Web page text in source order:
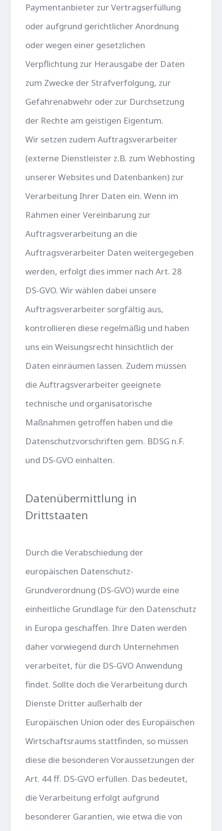
Paymentanbieter zur Vertragserfüllung
oder aufgrund gerichtlicher Anordnung
oder wegen einer gesetzlichen
Verpflichtung zur Herausgabe der Daten
zum Zwecke der Strafverfolgung, zur
Gefahrenabwehr oder zur Durchsetzung
der Rechte am geistigen Eigentum.
Wir setzen zudem Auftragsverarbeiter
(externe Dienstleister z.B. zum Webhosting
unserer Websites und Datenbanken) zur
Verarbeitung Ihrer Daten ein. Wenn im
Rahmen einer Vereinbarung zur
Auftragsverarbeitung an die
Auftragsverarbeiter Daten weitergegeben
werden, erfolgt dies immer nach Art. 28
DS-GVO. Wir wählen dabei unsere
Auftragsverarbeiter sorgfältig aus,
kontrollieren diese regelmäßig und haben
uns ein Weisungsrecht hinsichtlich der
Daten einräumen lassen. Zudem müssen
die Auftragsverarbeiter geeignete
technische und organisatorische
Maßnahmen getroffen haben und die
Datenschutzvorschriften gem. BDSG n.F.
und DS-GVO einhalten.
Datenübermittlung in
Drittstaaten
Durch die Verabschiedung der
europäischen Datenschutz-
Grundverordnung (DS-GVO) wurde eine
einheitliche Grundlage für den Datenschutz
in Europa geschaffen. Ihre Daten werden
daher vorwiegend durch Unternehmen
verarbeitet, für die DS-GVO Anwendung
findet. Sollte doch die Verarbeitung durch
Dienste Dritter außerhalb der
Europäischen Union oder des Europäischen
Wirtschaftsraums stattfinden, so müssen
diese die besonderen Voraussetzungen der
Art. 44 ff. DS-GVO erfüllen. Das bedeutet,
die Verarbeitung erfolgt aufgrund
besonderer Garantien, wie etwa die von